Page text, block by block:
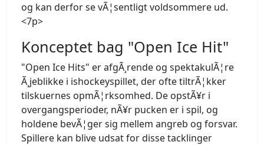
og kan derfor se vÃ¦sentligt voldsommere ud.
<7p>
Konceptet bag "Open Ice Hit"
"Open Ice Hits" er afgÃ¸rende og spektakulÃ¦re
Ã¸jeblikke i ishockeyspillet, der ofte tiltrÃ¦kker
tilskuernes opmÃ¦rksomhed. De opstÃ¥r i
overgangsperioder, nÃ¥r pucken er i spil, og
holdene bevÃ¦ger sig mellem angreb og forsvar.
Spillere kan blive udsat for disse tacklinger